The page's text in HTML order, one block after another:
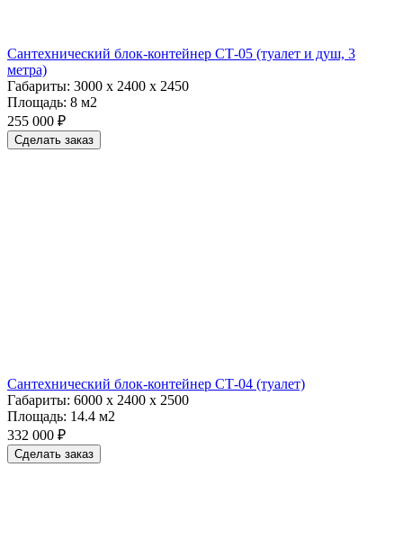
Сантехнический блок-контейнер СТ-05 (туалет и душ, 3
метра)
Габариты: 3000 х 2400 х 2450
Площадь: 8 м2
255 000 ₽
Сделать заказ
Сантехнический блок-контейнер СТ-04 (туалет)
Габариты: 6000 х 2400 х 2500
Площадь: 14.4 м2
332 000 ₽
Сделать заказ